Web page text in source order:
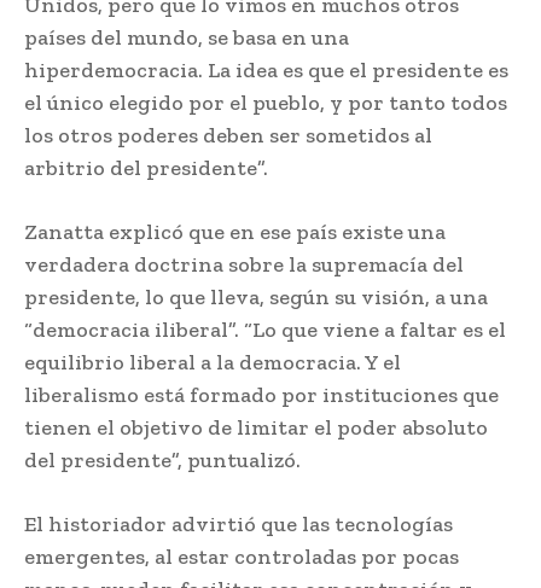
países del mundo, se basa en una
hiperdemocracia. La idea es que el presidente es
el único elegido por el pueblo, y por tanto todos
los otros poderes deben ser sometidos al
arbitrio del presidente”.
Zanatta explicó que en ese país existe una
verdadera doctrina sobre la supremacía del
presidente, lo que lleva, según su visión, a una
“democracia iliberal”. “Lo que viene a faltar es el
equilibrio liberal a la democracia. Y el
liberalismo está formado por instituciones que
tienen el objetivo de limitar el poder absoluto
del presidente”, puntualizó.
El historiador advirtió que las tecnologías
emergentes, al estar controladas por pocas